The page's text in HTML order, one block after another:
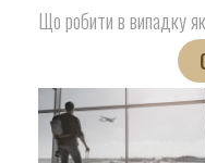
Що робити в випадку